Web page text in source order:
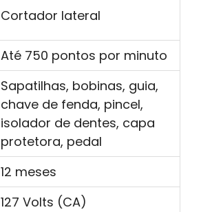
Cortador lateral
Até 750 pontos por minuto
Sapatilhas, bobinas, guia,
chave de fenda, pincel,
isolador de dentes, capa
protetora, pedal
12 meses
127 Volts (CA)